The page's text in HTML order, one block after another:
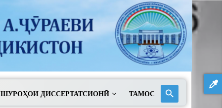
ШУРОҲОИ ДИССЕРТАТСИОНӢ ТАМОС